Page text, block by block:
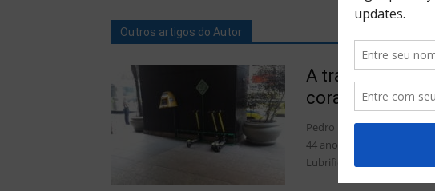
Outros artigos do Autor
A transição
coração
Pedro Nelson Belmiro
44 anos na indústria de
Lubrificação...